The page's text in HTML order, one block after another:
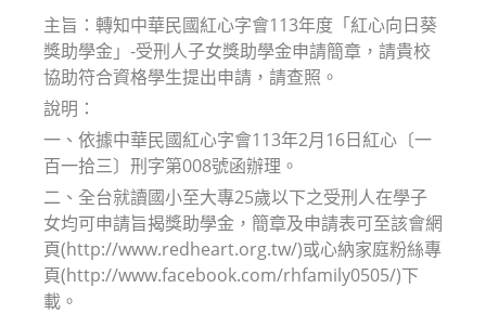
主旨：轉知中華民國紅心字會113年度「紅心向日葵
獎助學金」-受刑人子女獎助學金申請簡章，請貴校
協助符合資格學生提出申請，請查照。
說明：
一、依據中華民國紅心字會113年2月16日紅心〔一
百一拾三〕刑字第008號函辦理。
二、全台就讀國小至大專25歲以下之受刑人在學子
女均可申請旨揭獎助學金，簡章及申請表可至該會網
頁(http://www.redheart.org.tw/)或心納家庭粉絲專
頁(http://www.facebook.com/rhfamily0505/)下
載。